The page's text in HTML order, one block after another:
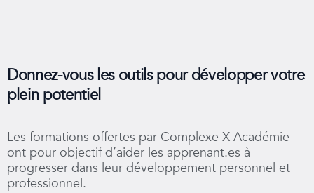
Donnez-vous les outils pour développer votre
plein potentiel
Les formations offertes par Complexe X Académie
ont pour objectif d’aider les apprenant.es à
progresser dans leur développement personnel et
professionnel.